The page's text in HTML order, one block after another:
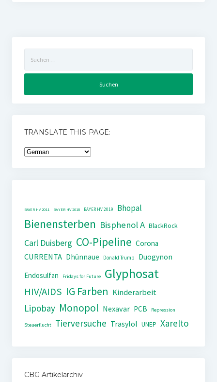
nach:
TRANSLATE THIS PAGE:
BAYER HV 2011 BAYER HV 2018 BAYER HV 2019 Bhopal
Bienensterben Bisphenol A BlackRock
Carl Duisberg CO-Pipeline Corona
CURRENTA Dhünnaue Donald Trump
Duogynon
Endosulfan
Fridays for Future Glyphosat
HIV/AIDS IG Farben Kinderarbeit
Lipobay Monopol Nexavar PCB Repression
Steuerflucht Tierversuche Trasylol UNEP Xarelto
CBG Artikelarchiv